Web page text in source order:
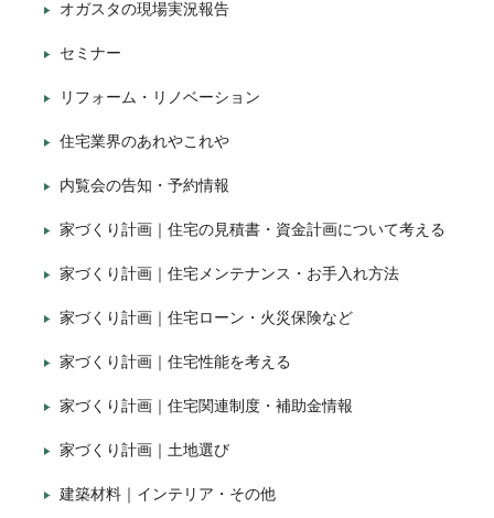
オガスタの現場実況報告
セミナー
リフォーム・リノベーション
住宅業界のあれやこれや
内覧会の告知・予約情報
家づくり計画｜住宅の見積書・資金計画について考える
家づくり計画｜住宅メンテナンス・お手入れ方法
家づくり計画｜住宅ローン・火災保険など
家づくり計画｜住宅性能を考える
家づくり計画｜住宅関連制度・補助金情報
家づくり計画｜土地選び
建築材料｜インテリア・その他